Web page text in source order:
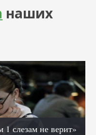
наших
1 слезам не верит»